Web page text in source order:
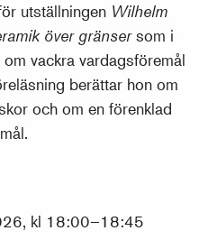
utställningen Wilhelm
över gränsersom i
vackra vardagsföremål
berättar hon om
och om en förenklad
kl 18:00–18:45